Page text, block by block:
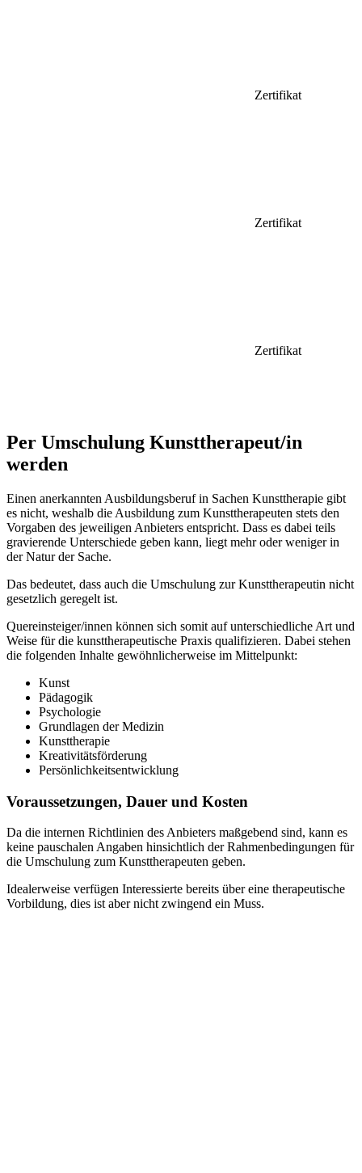
Zertifikat
Zertifikat
Zertifikat
Per Umschulung Kunsttherapeut/in
werden
Einen anerkannten Ausbildungsberuf in Sachen Kunsttherapie gibt
es nicht, weshalb die Ausbildung zum Kunsttherapeuten stets den
Vorgaben des jeweiligen Anbieters entspricht. Dass es dabei teils
gravierende Unterschiede geben kann, liegt mehr oder weniger in
der Natur der Sache.
Das bedeutet, dass auch die Umschulung zur Kunsttherapeutin nicht
gesetzlich geregelt ist.
Quereinsteiger/innen können sich somit auf unterschiedliche Art und
Weise für die kunsttherapeutische Praxis qualifizieren. Dabei stehen
die folgenden Inhalte gewöhnlicherweise im Mittelpunkt:
Kunst
Pädagogik
Psychologie
Grundlagen der Medizin
Kunsttherapie
Kreativitätsförderung
Persönlichkeitsentwicklung
Voraussetzungen, Dauer und Kosten
Da die internen Richtlinien des Anbieters maßgebend sind, kann es
keine pauschalen Angaben hinsichtlich der Rahmenbedingungen für
die Umschulung zum Kunsttherapeuten geben.
Idealerweise verfügen Interessierte bereits über eine therapeutische
Vorbildung, dies ist aber nicht zwingend ein Muss.